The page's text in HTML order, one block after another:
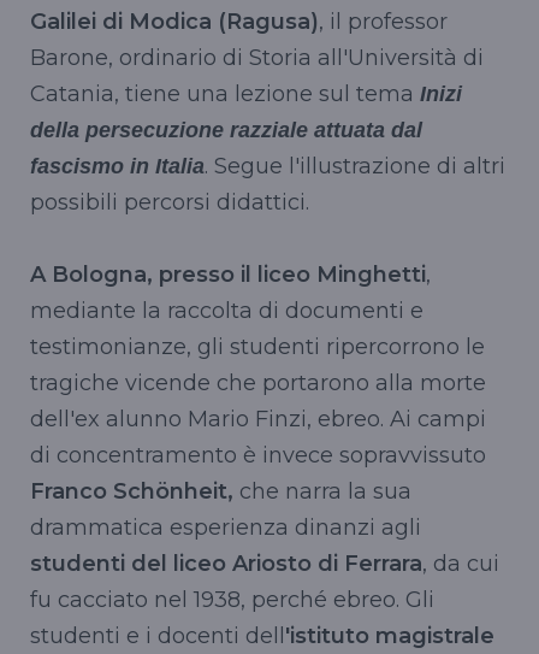
Galilei di Modica (Ragusa), il professor
Barone, ordinario di Storia all'Università di
Catania, tiene una lezione sul tema Inizi
della persecuzione razziale attuata dal
fascismo in Italia. Segue l'illustrazione di altri
possibili percorsi didattici.
A Bologna, presso il liceo Minghetti,
mediante la raccolta di documenti e
testimonianze, gli studenti ripercorrono le
tragiche vicende che portarono alla morte
dell'ex alunno Mario Finzi, ebreo. Ai campi
di concentramento è invece sopravvissuto
Franco Schönheit, che narra la sua
drammatica esperienza dinanzi agli
studenti del liceo Ariosto di Ferrara, da cui
fu cacciato nel 1938, perché ebreo. Gli
studenti e i docenti dell 'istituto magistrale